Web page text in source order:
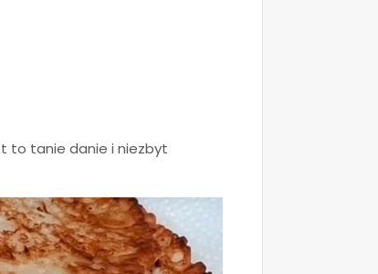
to tanie danie i niezbyt